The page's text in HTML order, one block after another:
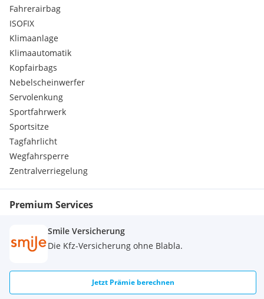
Fahrerairbag
ISOFIX
Klimaanlage
Klimaautomatik
Kopfairbags
Nebelscheinwerfer
Servolenkung
Sportfahrwerk
Sportsitze
Tagfahrlicht
Wegfahrsperre
Zentralverriegelung
Premium Services
Smile Versicherung
Die Kfz-Versicherung ohne Blabla.
Jetzt Prämie berechnen